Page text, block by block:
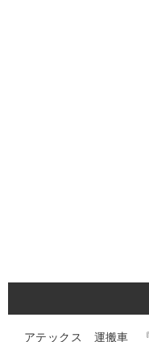
アテックス 運搬車 『